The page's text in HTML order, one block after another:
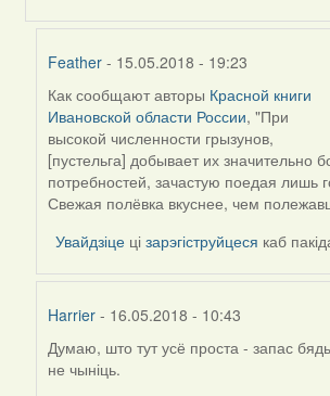
Feather
Feather - 15.05.2018 - 19:23
In
reply
to
by
вас
(госць)
Как сообщают авторы Красной книги
Ивановской области России, "При
высокой численности грызунов,
[пустельга] добывает их значительно
потребностей, зачастую поедая лишь
Свежая полёвка вкуснее, чем
Увайдзіце цізарэгіструйцеся каб
Harrier - 16.05.2018 - 10:43
In
reply
Думаю, што тут усё проста - запас
не чыніць.